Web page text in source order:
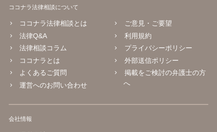
ココナラ法律相談について
ココナラ法律相談とは
法律Q&A
法律相談コラム
ココナラとは
よくあるご質問
運営へのお問い合わせ
ご意見・ご要望
利用規約
プライバシーポリシー
外部送信ポリシー
掲載をご検討の弁護士の方
へ
会社情報